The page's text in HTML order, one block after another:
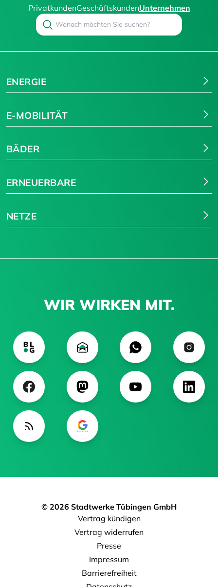
PrivatkundenGeschäftskundenUnternehmen
Search
ENERGIE
E-MOBILITÄT
BÄDER
ERNEUERBARE
NETZE
WIR WIRKEN MIT.
© 2026 Stadtwerke Tübingen GmbH
Vertrag kündigen
Vertrag widerrufen
Presse
Impressum
Barrierefreiheit